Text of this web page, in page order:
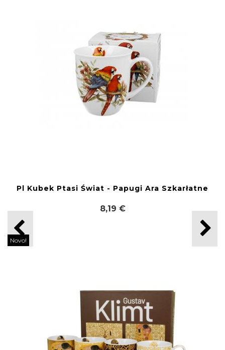
Pl Kubek Ptasi Świat - Papugi Ara Szkarłatne
8,19 €
Novo!